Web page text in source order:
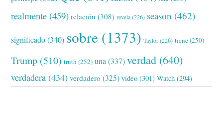
realmente (459) relación (308) revela(226) season (462)
significado(340) sobre (1373) Taylor(226) tiene(250)
Trump (510) truth (252) una (337) verdad (640)
verdadera (434) verdadero (325) video (301) Watch (294)